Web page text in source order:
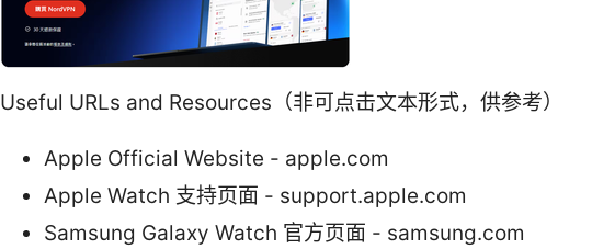
Useful URLs and Resources（非可点击文本形式，供参考）
Apple Official Website - apple.com
Apple Watch 支持页面 - support.apple.com
Samsung Galaxy Watch 官方页面 - samsung.com